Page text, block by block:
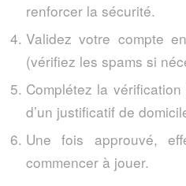
renforcer la sécurité.
Validez votre compte
(vérifiez les spams si
Complétez la
d’un justificatif de
Une fois approuvé,
commencer à jouer.